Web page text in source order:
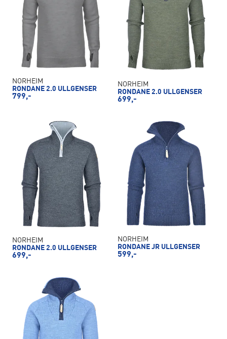
NORHEIM
RONDANE 2.0 ULLGENSER
799,-
NORHEIM
RONDANE 2.0 ULLGENSER
699,-
NORHEIM
RONDANE 2.0 ULLGENSER
699,-
NORHEIM
RONDANE JR ULLGENSER
599,-